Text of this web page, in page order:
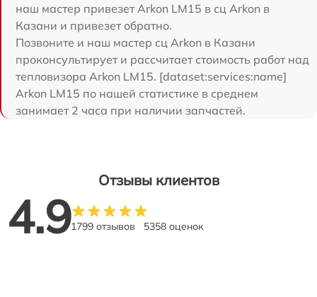
наш мастер привезет Arkon LM15 в сц Arkon в
Казани и привезет обратно.
Позвоните и наш мастер сц Arkon в Казани
проконсультирует и рассчитает стоимость работ над
тепловизора Arkon LM15. [dataset:services:name]
Arkon LM15 по нашей статистике в среднем
занимает 2 часа при наличии запчастей.
Отзывы клиентов
4.91799 отзывов 5358 оценок